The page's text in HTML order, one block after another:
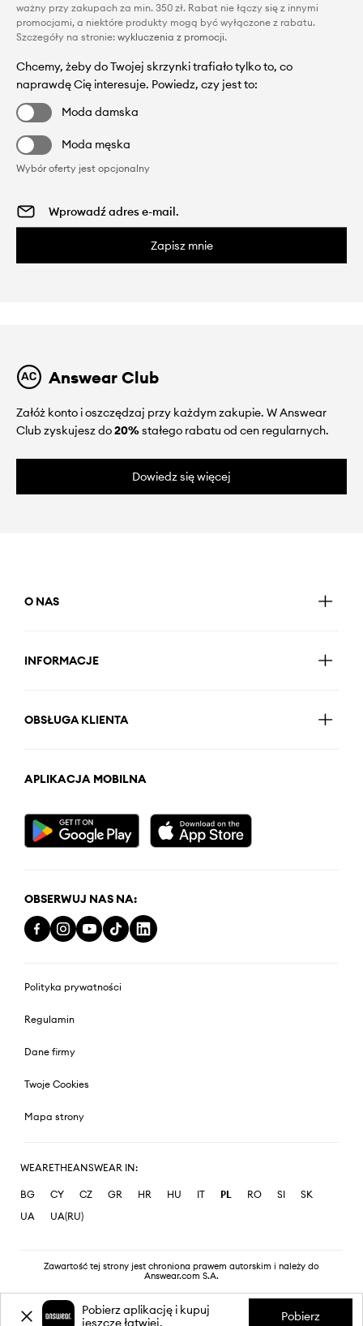
ważny przy zakupach za min. 350 zł. Rabat nie łączy się z innymi
promocjami, a niektóre produkty mogą być wyłączone z rabatu.
Szczegóły na stronie: wykluczenia z promocji.
Chcemy, żeby do Twojej skrzynki trafiało tylko to, co
naprawdę Cię interesuje. Powiedz, czy jest to:
Moda damska
Moda męska
Wybór oferty jest opcjonalny
Zapisz mnie
Answear Club
Załóż konto i oszczędzaj przy każdym zakupie. W Answear
Club zyskujesz do20%stałego rabatu od cen regularnych.
Dowiedz się więcej
O NAS
INFORMACJE
OBSŁUGA KLIENTA
APLIKACJA MOBILNA
OBSERWUJ NAS NA:
Polityka prywatności
Regulamin
Dane firmy
Twoje Cookies
Mapa strony
WEARETHEANSWEAR IN:
BG CY CZ GR HR HU IT PL RO SI
SK
UA
UA(RU)
Zawartość tej strony jest chroniona prawem autorskim i należy do
Answear.com S.A.
Pobierz aplikację i kupuj
jeszcze łatwiej.
Pobierz